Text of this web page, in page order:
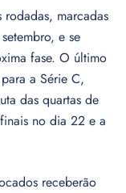
rodadas, marcadas
e se
fase. O último
a Série C,
das quartas de
no dia 22 e a
receberão